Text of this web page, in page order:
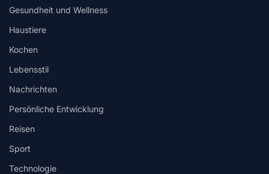
Gesundheit und Wellness
Haustiere
Kochen
Lebensstil
Nachrichten
Persönliche Entwicklung
Reisen
Sport
Technologie